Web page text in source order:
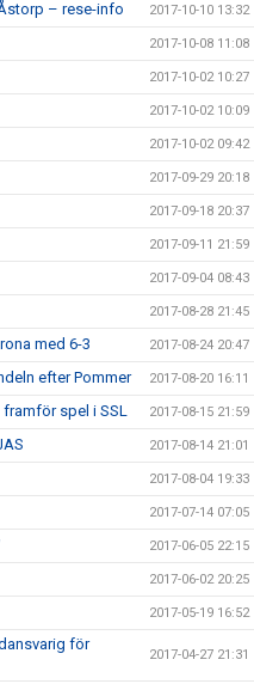
– rese-info 2017-10-10 13:32
2017-10-08 11:08
2017-10-02 10:27
2017-10-02 10:09
2017-10-02 09:42
2017-09-29 20:18
2017-09-18 20:37
2017-09-11 21:59
2017-09-04 08:43
2017-08-28 21:45
med 6-3 2017-08-24 20:47
efter Pommer 2017-08-20 16:11
spel i SSL 2017-08-15 21:59
2017-08-14 21:01
2017-08-04 19:33
2017-07-14 07:05
2017-06-05 22:15
2017-06-02 20:25
2017-05-19 16:52
för
2017-04-27 21:31